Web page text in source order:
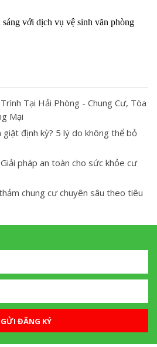
sáng với dịch vụ vệ sinh văn phòng
Tại Hải Phòng - Chung Cư, Tòa
Mại
giặt định kỳ? 5 lý do không thể bỏ
pháp an toàn cho sức khỏe cư
chung cư chuyên sâu theo tiêu
GỬI ĐĂNG KÝ